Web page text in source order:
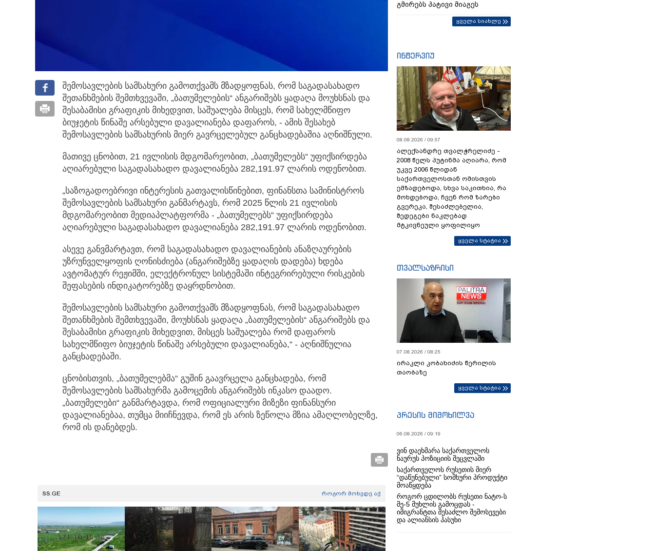
შემოსავლების სამსახური გამოთქვამს მზადყოფნას, რომ საგადასახადო
შეთანხმების შემთხვევაში, „ბათუმელების“ ანგარიშებს ყადაღა მოუხსნას და
შესაბამისი გრაფიკის მიხედვით, საშუალება მისცეს, რომ სახელმწიფო
ბიუჯეტის წინაშე არსებული დავალიანება დაფაროს, - ამის შესახებ
შემოსავლების სამსახურის მიერ გავრცელებულ განცხადებაშია აღნიშნული.
მათივე ცნობით, 21 ივლისის მდგომარეობით, „ბათუმელებს“ უფიქსირდება
აღიარებული საგადასახადო დავალიანება 282,191.97 ლარის ოდენობით.
„საზოგადოებრივი ინტერესის გათვალისწინებით, ფინანსთა სამინისტროს
შემოსავლების სამსახური განმარტავს, რომ 2025 წლის 21 ივლისის
მდგომარეობით მედიაპლატფორმა - „ბათუმელებს“ უფიქსირდება
აღიარებული საგადასახადო დავალიანება 282,191.97 ლარის ოდენობით.
ასევე განვმარტავთ, რომ საგადასახადო დავალიანების ანაზღაურების
უზრუნველყოფის ღონისძიება (ანგარიშებზე ყადაღის დადება) ხდება
ავტომატურ რეჟიმში, ელექტრონულ სისტემაში ინტეგრირებული რისკების
შეფასების ინდიკატორებზე დაყრდნობით.
შემოსავლების სამსახური გამოთქვამს მზადყოფნას, რომ საგადასახადო
შეთანხმების შემთხვევაში, მოუხსნას ყადაღა „ბათუმელების“ ანგარიშებს და
შესაბამისი გრაფიკის მიხედვით, მისცეს საშუალება რომ დაფაროს
სახელმწიფო ბიუჯეტის წინაშე არსებული დავალიანება,“ - აღნიშნულია
განცხადებაში.
ცნობისთვის, „ბათუმელებმა“ გუშინ გაავრცელა განცხადება, რომ
შემოსავლების სამსახურმა გამოცემის ანგარიშებს ინკასო დაადო.
„ბათუმელები“ განმარტავდა, რომ ოფიციალური მიზეზი ფინანსური
დავალიანებაა, თუმცა მიიჩნევდა, რომ ეს არის ზეწოლა მზია ამაღლობელზე,
რომ ის დანებდეს.
SS.GE როგორ მოხვდე აქ
გმირებს პატივი მიაგეს
ყველა სიახლე
ინტერვიუ
08.08.2026 / 09:57
ალექსანდრე თვალჭრელიძე -
2008 წელს პუტინმა აღიარა, რომ
უკვე 2006 წლიდან
საქართველოსთან ომისთვის
ემზადებოდა, სხვა საკითხია, რა
მოხდებოდა, ჩვენ რომ ზარები
გვერეკა, შესაძლებელია,
შედეგები ნაკლებად
მტკივნეული ყოფილიყო
ყველა სტატია
თვალსაზრისი
07.08.2026 / 08:25
ირაკლი კობახიძის წერილის
თაობაზე
ყველა სტატია
პრესის მიმოხილვა
06.08.2026 / 09:19
ვინ დაეხმარა საქართველოს
ნაურუს პოზიციის შეცვლაში
საქართველოს რუსეთის მიერ
“დაწუნებული” სომხური პროდუქტი
მოაწყდება
როგორ ცდილობს რუსეთი ნატო-ს
მე-5 მუხლის გამოცდას -
იმიგრანტთა შესაძლო შემოსევები
და ალიანსის პასუხი